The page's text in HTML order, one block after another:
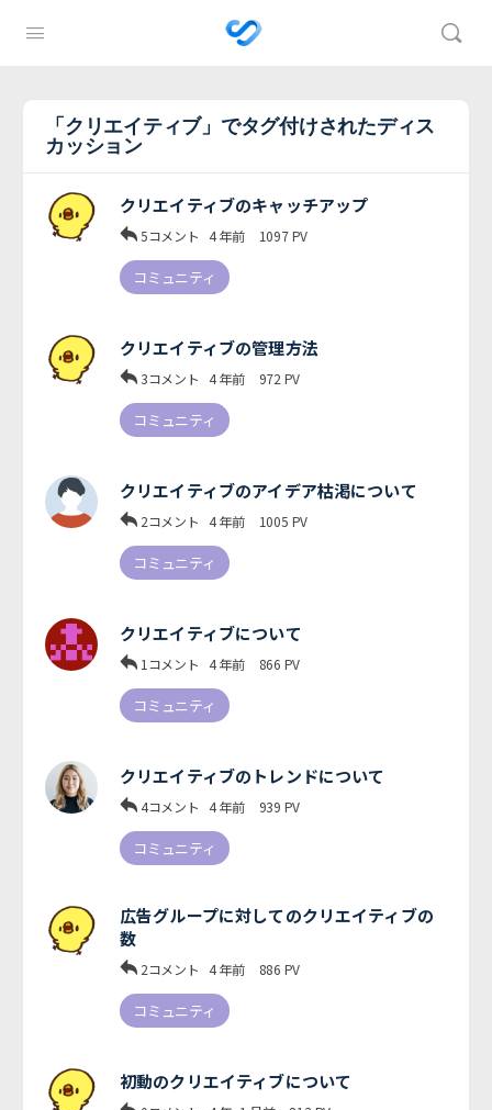
「クリエイティブ」でタグ付けされたディス
カッション
クリエイティブのキャッチアップ
5コメント 4 年前 1097PV
コミュニティ
クリエイティブの管理方法
3コメント 4 年前 972 PV
コミュニティ
クリエイティブのアイデア枯渇について
2コメント 4 年前 1005 PV
コミュニティ
クリエイティブについて
1コメント 4 年前 866 PV
コミュニティ
クリエイティブのトレンドについて
4コメント 4 年前 939 PV
コミュニティ
広告グループに対してのクリエイティブの
数
2コメント 4 年前 886 PV
コミュニティ
初動のクリエイティブについて